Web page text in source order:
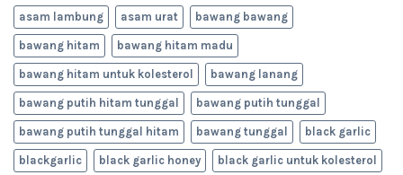
asam lambung asam urat bawang bawang
bawang hitam bawang hitam madu
bawang hitam untuk kolesterol bawang lanang
bawang putih hitam tunggal bawang putih tunggal
bawang putih tunggal hitam bawang tunggal black garlic
blackgarlic black garlic honey black garlic untuk kolesterol